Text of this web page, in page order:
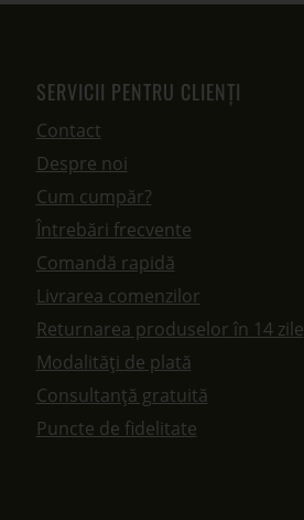
SERVICII PENTRU CLIENȚI
Contact
Despre noi
Cum cumpăr?
Întrebări frecvente
Comandă rapidă
Livrarea comenzilor
Returnarea produselor în 14 zile
Modalități de plată
Consultanță gratuită
Puncte de fidelitate